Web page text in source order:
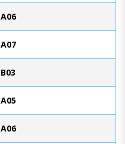
A06
A07
B03
A05
A06